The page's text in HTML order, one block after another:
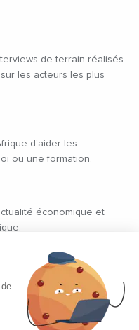
de terrain réalisés
les acteurs les plus
d’aider les
ou une formation.
économique et